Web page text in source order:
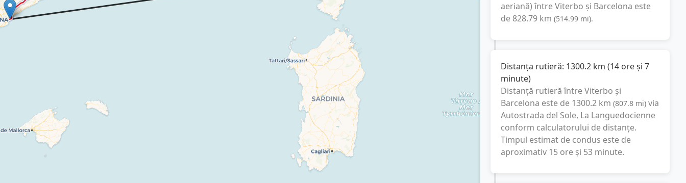
aeriană) întreViterbo și Barcelona este
de 828.79 km (514.99 mi).
Distanța rutieră: 1300.2 km (14 ore și 7
minute)
Distanță rutieră întreViterbo și
Barcelona este de 1300.2 km (807.8 mi) via
Autostrada del Sole, La Languedocienne
conform calculatorului de distanțe.
Timpul estimat de condus este de
aproximativ 15 ore și 53 minute.